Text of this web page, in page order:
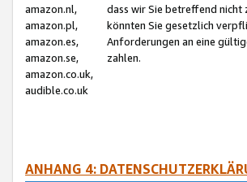
amazon.nl,
amazon.pl,
amazon.es,
amazon.se,
amazon.co.uk,
audible.co.uk
dass wir Sie betreffend nicht
könnten Sie gesetzlich
Anforderungen an eine
zahlen.
ANHANG 4: